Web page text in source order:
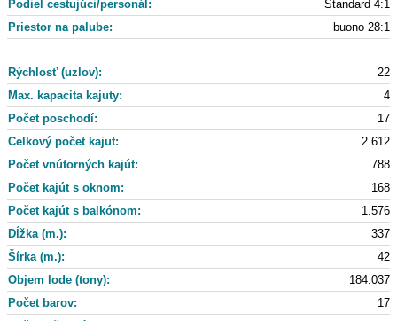
Podiel cestujúci/personál:
Standard 4:1
Priestor na palube:
buono 28:1
22
Rýchlosť (uzlov):
4
Max. kapacita kajuty:
Počet poschodí:
17
Celkový počet kajut:
2.612
Počet vnútorných kajút:
788
Počet kajút s oknom:
168
Počet kajút s balkónom:
1.576
Dĺžka (m.):
337
Šírka (m.):
42
Objem lode (tony):
184.037
Počet barov:
17